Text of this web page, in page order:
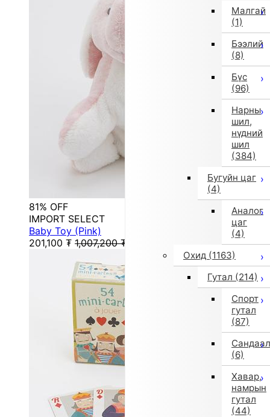
Малгай
(1)
Бээлий
(8)
Бүс
(96)
Нарны
шил,
нүдний
шил
(384)
Бугуйн цаг
(4)
Аналог
цаг
(4)
Охид (1163)
Гутал (214)
Спорт
гутал
(87)
Сандаал
(6)
Хавар,
намрын
гутал
(44)
81% OFF
IMPORT SELECT
Baby Toy (Pink)
201,100 ₮ 1,007,200 ₮